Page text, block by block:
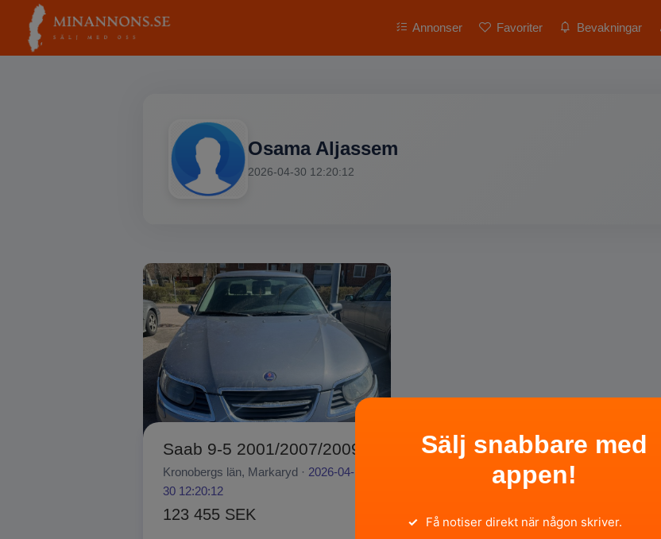
Annonser Favoriter Bevakningar
Osama Aljassem
2026-04-30 12:20:12
Saab 9-5 2001/2007/2009
Kronobergs län, Markaryd · 2026-04-
30 12:20:12
123 455 SEK
Sälj snabbare med
appen!
✓ Få notiser direkt när någon skriver.